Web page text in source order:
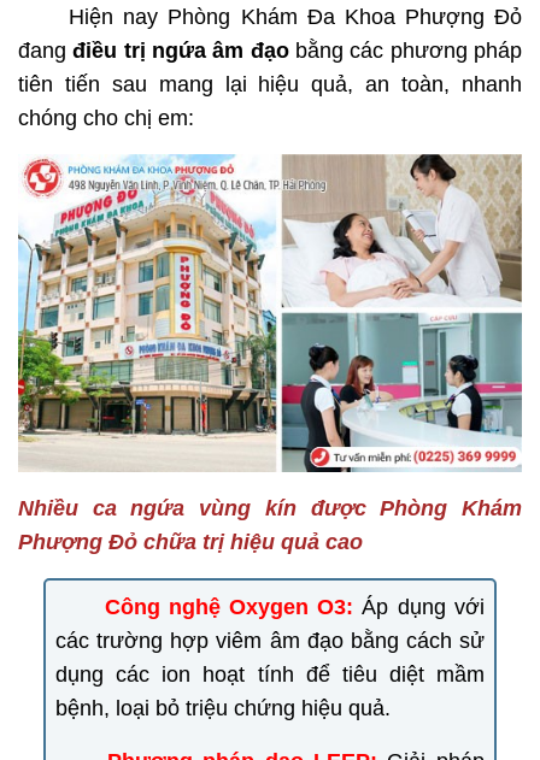
Hiện nay Phòng Khám Đa Khoa Phượng Đỏ
đangđiều trị ngứa âm đạobằng các phương pháp
tiên tiến sau mang lại hiệu quả, an toàn, nhanh
chóng cho chị em:
Nhiều ca ngứa vùng kín được Phòng Khám
Phượng Đỏ chữa trị hiệu quả cao
Công nghệ Oxygen O3: Áp dụng với
các trường hợp viêm âm đạo bằng cách sử
dụng các ion hoạt tính để tiêu diệt mầm
bệnh, loại bỏ triệu chứng hiệu quả.